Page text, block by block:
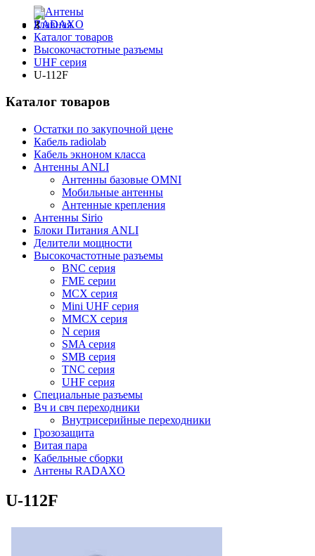
Главная
Каталог товаров
Высокочастотные разъемы
UHF серия
U-112F
Каталог товаров
Остатки по закупочной цене
Кабель radiolab
Кабель экноном класса
Антенны ANLI
Антенны базовые OMNI
Мобильные антенны
Антенные крепления
Антенны Sirio
Блоки Питания ANLI
Делители мощности
Высокочастотные разъемы
BNC серия
FME серии
MCX серия
Mini UHF серия
MMCX серия
N серия
SMA серия
SMB серия
TNC серия
UHF серия
Специальные разъемы
Вч и свч переходники
Внутрисерийные переходники
Грозозащита
Витая пара
Кабельные сборки
Антены RADAXO
U-112F